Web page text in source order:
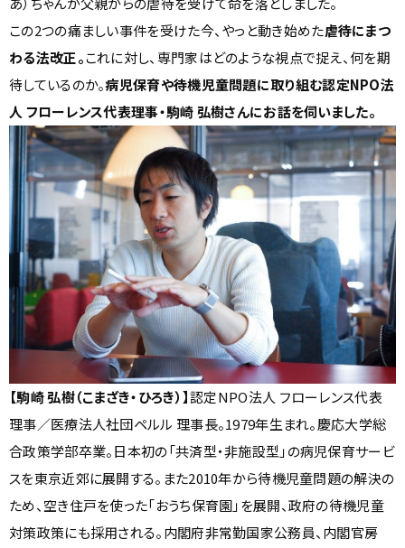
この2つの痛ましい事件を受けた今、やっと動き始めた虐待にまつ
わる法改正。これに対し、専門家はどのような視点で捉え、何を期
待しているのか。病児保育や待機児童問題に取り組む認定NPO法
人 フローレンス代表理事・駒崎 弘樹さんにお話を伺いました。
【駒崎 弘樹（こまざき・ひろき）】認定NPO法人 フローレンス代表
理事／医療法人社団ペルル 理事長。1979年生まれ。慶応大学総
合政策学部卒業。日本初の「共済型・非施設型」の病児保育サービ
スを東京近郊に展開する。また2010年から待機児童問題の解決の
ため、空き住戸を使った「おうち保育園」を展開、政府の待機児童
対策政策にも採用される。内閣府非常勤国家公務員、内閣官房